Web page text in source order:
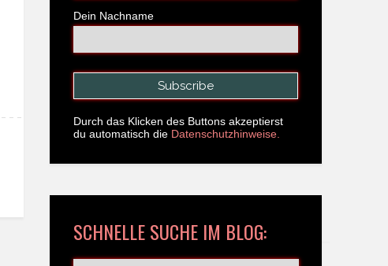
Dein Nachname
Durch das Klicken des Buttons akzeptierst
du automatisch die Datenschutzhinweise.
SCHNELLE SUCHE IM BLOG: